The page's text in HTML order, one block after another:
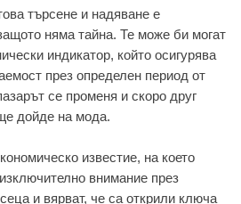
търсене и надяване е
няма тайна. Те може би могат
индикатор, който осигурява
през определен период от
се променя и скоро друг
дойде на мода.
известие, на което
внимание през
и вярват, че са открили ключа